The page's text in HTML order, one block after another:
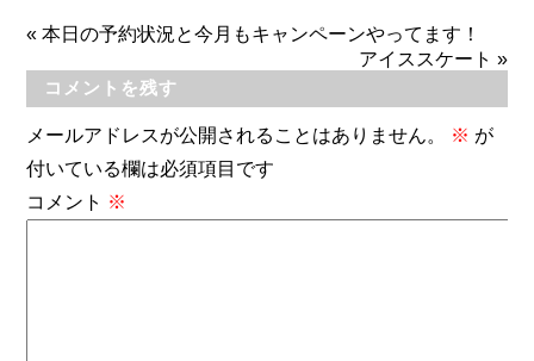
«本日の予約状況と今月もキャンペーンやってます！
アイススケート »
コメントを残す
メールアドレスが公開されることはありません。 ※ が
付いている欄は必須項目です
コメント ※